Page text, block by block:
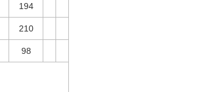
194
210
98